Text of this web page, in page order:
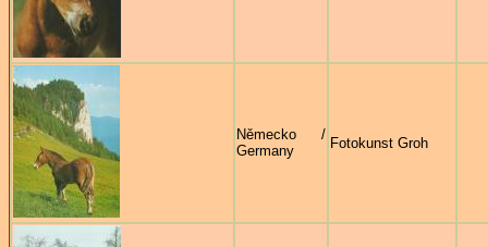
Německo /
Germany
Fotokunst Groh